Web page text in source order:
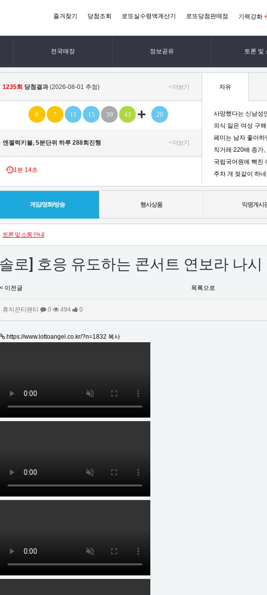
즐겨찾기 당첨조회 로또실수령액계산기 로또당첨판매점 기력강화
전국매장 정보공유 토론 및
1235회 당첨결과(2026-08-01 추첨) + 더보기
6 7 11 15 39 43 + 20
엔젤럭키볼, 5분단위 하루 288회진행 + 더보기
1분 13초
자유
사망했다는 신남성
의식 잃은 여성 구
페미는 남자 좋아하
직거래 220배 증가,
국립국어원에 빡친
주차 개 젖같이 하
게임/영화/방송 행사상품 익명게시
토론 및 소통 안내
로] 호응 유도하는 콘서트 연보라 나시
< 이전글 목록으로
휴지끈티팬티 0 494 0
https://www.lottoangel.co.kr/?n=1832 복사